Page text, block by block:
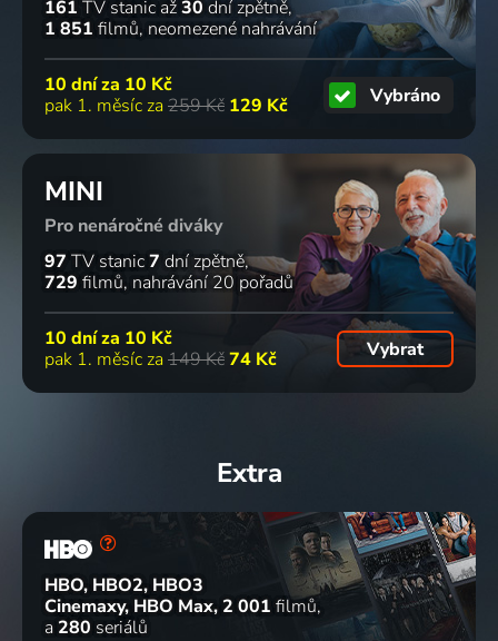
161 TV stanic až30 dní zpětně
1 851 filmů neomezené nahrávání
10 dní za 10 Kč
pak 1. měsíc za 259 Kč 129 Kč Vybráno
MINI
Pro nenáročné diváky
97 TV stanic7 dní zpětně
729 filmů nahrávání 20 pořadů
10 dní za 10 Kč
pak 1. měsíc za 149 Kč74 Kč Vybrat
Extra
HBO, HBO2, HBO3
Cinemaxy, HBO Max 2 001 filmů
a 280 seriálů